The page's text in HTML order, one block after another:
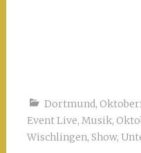
Dortmund,
Event Live, Musik,
Wischlingen, Show,